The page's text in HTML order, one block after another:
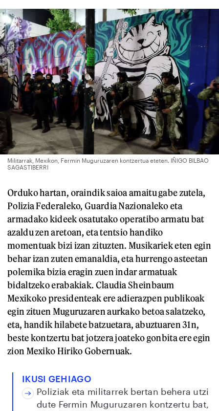
Militarrak, Mexikon, Fermin Muguruzaren kontzertua eteten. IÑIGO BILBAO
SAGASTIBERRI
Orduko hartan, oraindik saioa amaitu gabe zutela,
Polizia Federaleko, Guardia Nazionaleko eta
armadako kideek osatutako operatibo armatu bat
azaldu zen aretoan, eta tentsio handiko
momentuak bizi izan zituzten. Musikariek eten egin
behar izan zuten emanaldia, eta hurrengo asteetan
polemika bizia eragin zuen indar armatuak
bidaltzeko erabakiak. Claudia Sheinbaum
Mexikoko presidenteak ere adierazpen publikoak
egin zituen Muguruzaren aurkako betoa salatzeko,
eta, handik hilabete batzuetara, abuztuaren 31n,
beste kontzertu bat jotzera joateko gonbita ere egin
zion Mexiko Hiriko Gobernuak.
IKUSI GEHIAGO
Poliziak eta militarrek bertan behera utzi
dute Fermin Muguruzaren kontzertu bat,